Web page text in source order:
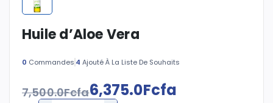
Huile d’Aloe Vera
0 Commandes 4 Ajouté À La Liste De Souhaits
7,500.0Fcfa6,375.0Fcfa